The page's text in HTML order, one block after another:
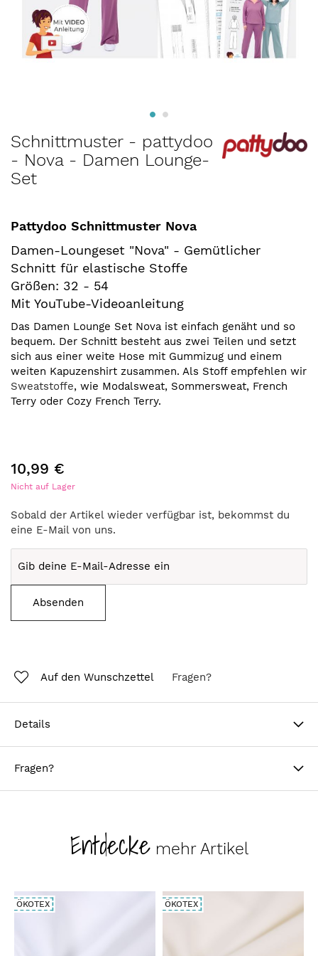
Anfang
der
Bildergalerie
Schnittmuster - pattydoo
- Nova - Damen Lounge-
Set
Pattydoo Schnittmuster Nova
Damen-Loungeset "Nova" - Gemütlicher
Schnitt für elastische Stoffe
Größen: 32 - 54
Mit YouTube-Videoanleitung
Das Damen Lounge Set Nova ist einfach genäht und so
bequem. Der Schnitt besteht aus zwei Teilen und setzt
sich aus einer weite Hose mit Gummizug und einem
weiten Kapuzenshirt zusammen. Als Stoff empfehlen wir
Sweatstoffe, wie Modalsweat, Sommersweat, French
Terry oder Cozy French Terry.
10,99 €
Nicht auf Lager
Sobald der Artikel wieder verfügbar ist, bekommst du
eine E-Mail von uns.
Absenden
Auf den Wunschzettel Fragen?
Details
Fragen?
Entdeckemehr Artikel
ÖKOTEX ÖKOTEX